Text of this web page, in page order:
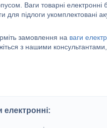
Ваги товарні
підлоги укомплектовані
замовлення на ваги
з нашими
електронні: